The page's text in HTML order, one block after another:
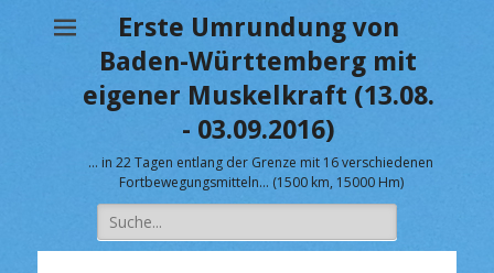
Erste Umrundung von
Baden-Württemberg mit
eigener Muskelkraft (13.08.
- 03.09.2016)
… in 22 Tagen entlang der Grenze mit 16 verschiedenen
Fortbewegungsmitteln… (1500 km, 15000 Hm)
Suche
nach: